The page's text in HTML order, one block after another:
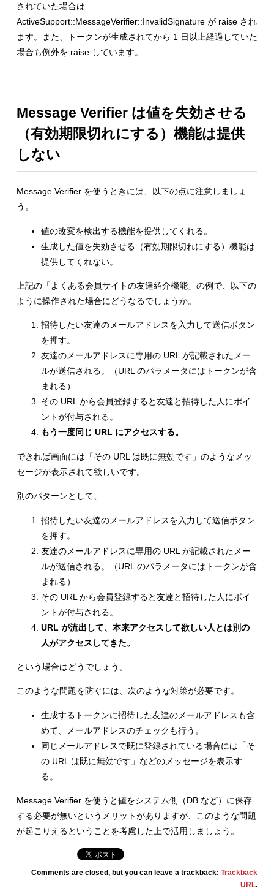
されていた場合は
ActiveSupport::MessageVerifier::InvalidSignature が raise され
ます。また、トークンが生成されてから 1 日以上経過していた
場合も例外を raise しています。
Message Verifier は値を失効させる
（有効期限切れにする）機能は提供
しない
Message Verifier を使うときには、以下の点に注意しましょ
う。
値の改変を検出する機能を提供してくれる。
生成した値を失効させる（有効期限切れにする）機能は
提供してくれない。
上記の「よくある会員サイトの友達紹介機能」の例で、以下の
ように操作された場合にどうなるでしょうか。
招待したい友達のメールアドレスを入力して送信ボタン
を押す。
友達のメールアドレスに専用の URL が記載されたメー
ルが送信される。（URL のパラメータにはトークンが含
まれる）
その URL から会員登録すると友達と招待した人にポイ
ントが付与される。
もう一度同じ URL にアクセスする。
できれば画面には「その URL は既に無効です」のようなメッ
セージが表示されて欲しいです。
別のパターンとして、
招待したい友達のメールアドレスを入力して送信ボタン
を押す。
友達のメールアドレスに専用の URL が記載されたメー
ルが送信される。（URL のパラメータにはトークンが含
まれる）
その URL から会員登録すると友達と招待した人にポイ
ントが付与される。
URL が流出して、本来アクセスして欲しい人とは別の
人がアクセスしてきた。
という場合はどうでしょう。
このような問題を防ぐには、次のような対策が必要です。
生成するトークンに招待した友達のメールアドレスも含
めて、メールアドレスのチェックも行う。
同じメールアドレスで既に登録されている場合には「そ
の URL は既に無効です」などのメッセージを表示す
る。
Message Verifier を使うと値をシステム側（DB など）に保存
する必要が無いというメリットがありますが、このような問題
が起こりえるということを考慮した上で活用しましょう。
Comments are closed, but you can leave a trackback:Trackback
URL.